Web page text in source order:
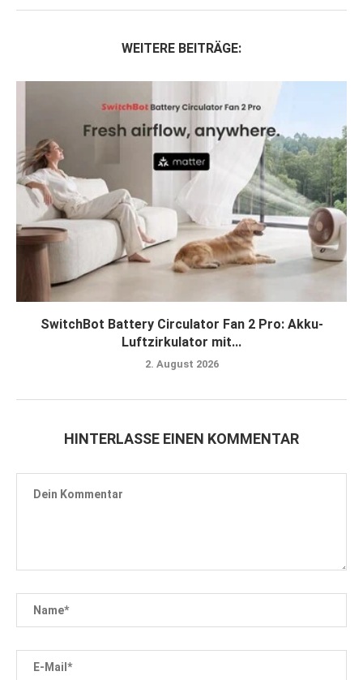
WEITERE BEITRÄGE:
SwitchBot Battery Circulator Fan 2 Pro: Akku-
Luftzirkulator mit...
2. August 2026
HINTERLASSE EINEN KOMMENTAR